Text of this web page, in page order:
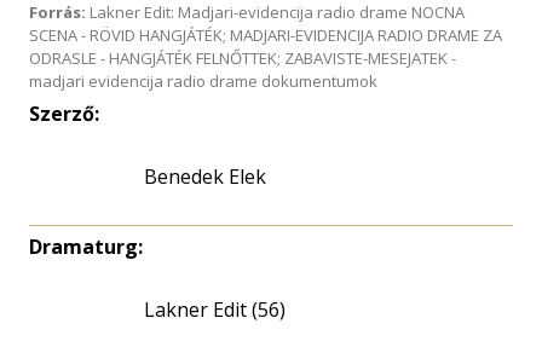
Forrás: Lakner Edit: Madjari-evidencija radio drame NOCNA
SCENA - RÖVID HANGJÁTÉK; MADJARI-EVIDENCIJA RADIO DRAME ZA
ODRASLE - HANGJÁTÉK FELNŐTTEK; ZABAVISTE-MESEJATEK -
madjari evidencija radio drame dokumentumok
Szerző:
Benedek Elek
Dramaturg:
Lakner Edit (56)